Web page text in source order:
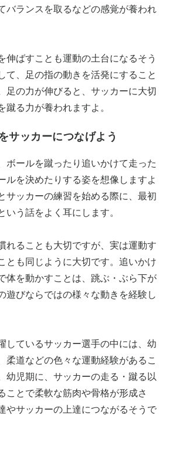
バランスを取るなどの感覚が養われ
伸ばすことも運動の土台になるそう
て、足の指の動きを活発にすること
足の力が伸びると、サッカーに大切
蹴る力が養われますよ。
サッカーにつなげよう
ボールを蹴ったり追いかけて走った
ルを決めたりする姿を想像しますよ
サッカーの練習を始める際に、最初
いう話をよく耳にします。
れることも大切ですが、実は運動す
とも同じように大切です。追いかけ
体を動かすことは、跳ぶ・ぶら下が
遊びならではの様々な動きを経験し
しているサッカー選手の中には、幼
柔道などの色々な運動経験があるこ
幼児期に、サッカーの走る・蹴る以
ことで柔軟な筋肉や骨格が形成さ
やサッカーの上達につながるそうで